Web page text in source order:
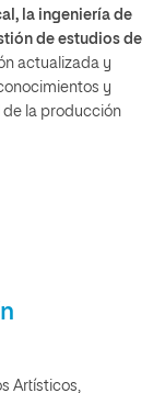
la ingeniería de
de estudios de
actualizada y
y
de la producción
Artísticos,